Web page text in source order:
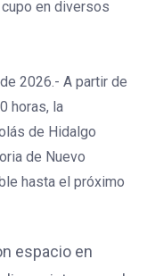
en diversos
2026.- A partir de
horas, la
de Hidalgo
de Nuevo
hasta el próximo
espacio en